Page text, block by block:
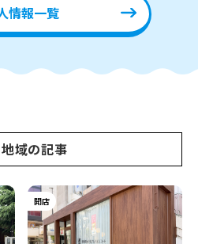
情報一覧
域の記事
開店